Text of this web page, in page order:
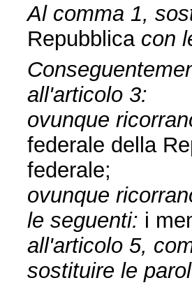
Al comma 1,
Repubblica con
all'articolo 3:
ovunque
federale della
federale;
ovunque
le seguenti: i
all'articolo 5,
sostituire le